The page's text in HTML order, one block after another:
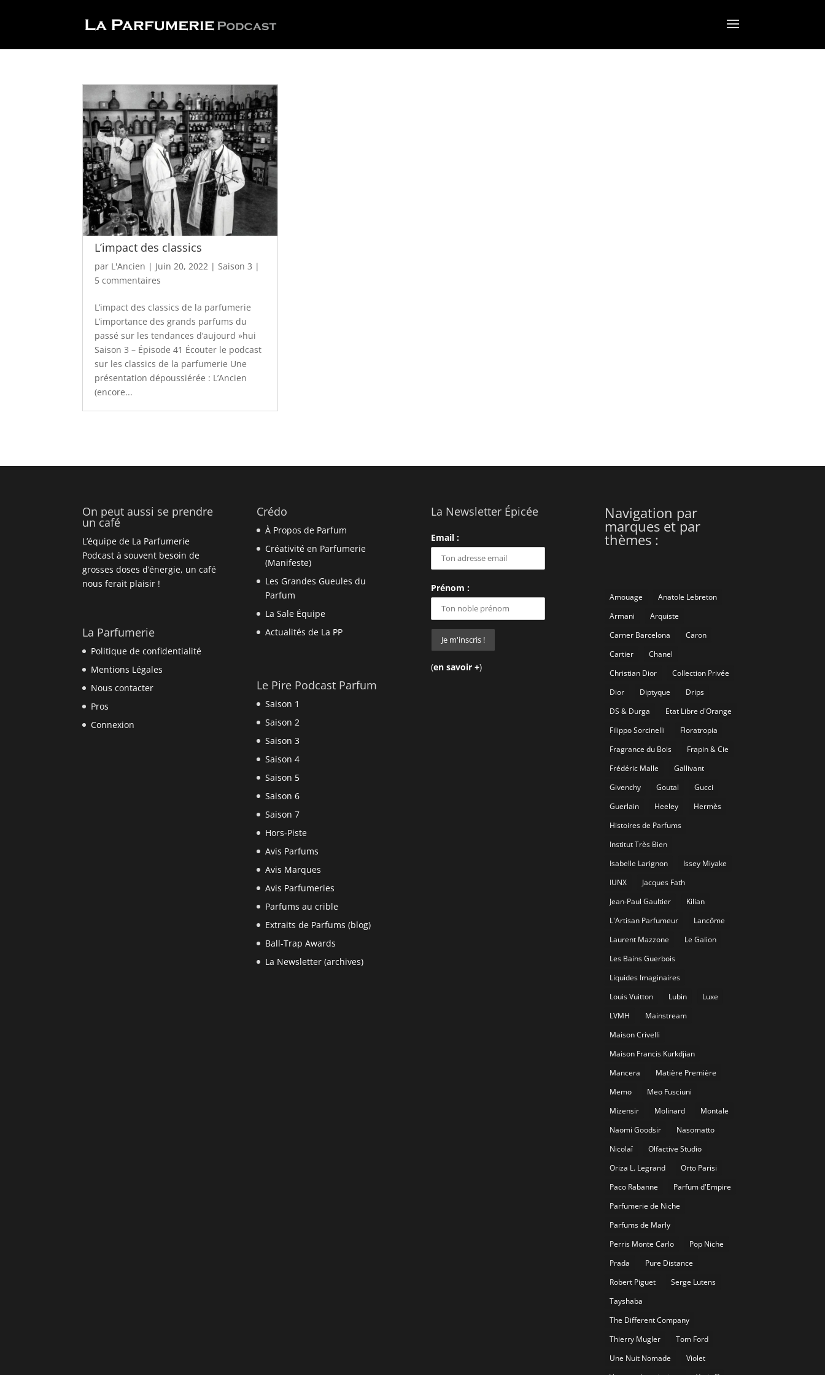
L’impact des classics
par L'Ancien | Juin 20, 2022 |Saison 3 |
5 commentaires
L’impact des classics de la parfumerie
L’importance des grands parfums du
passé sur les tendances d’aujourd »hui
Saison 3 – Épisode 41 Écouter le podcast
sur les classics de la parfumerie Une
présentation dépoussiérée : L’Ancien
(encore...
On peut aussi se prendre
un café
L’équipe de La Parfumerie
Podcast à souvent besoin de
grosses doses d’énergie, un café
nous ferait plaisir !
La Parfumerie
Politique de confidentialité
Mentions Légales
Nous contacter
Pros
Connexion
Crédo
À Propos de Parfum
Créativité en Parfumerie
(Manifeste)
Les Grandes Gueules du
Parfum
La Sale Équipe
Actualités de La PP
Le Pire Podcast Parfum
Saison 1
Saison 2
Saison 3
Saison 4
Saison 5
Saison 6
Saison 7
Hors-Piste
Avis Parfums
Avis Marques
Avis Parfumeries
Parfums au crible
Extraits de Parfums (blog)
Ball-Trap Awards
La Newsletter (archives)
La Newsletter Épicée
Email :
Prénom :
(en savoir +)
Navigation par
marques et par
thèmes :
Amouage
Anatole Lebreton
Armani
Arquiste
Carner Barcelona
Caron
Cartier
Chanel
Christian Dior
Collection Privée
Dior
Diptyque
Drips
DS & Durga
Etat Libre d'Orange
Filippo Sorcinelli
Floratropia
Fragrance du Bois
Frapin & Cie
Frédéric Malle
Gallivant
Givenchy
Goutal
Gucci
Guerlain
Heeley
Hermès
Histoires de Parfums
Institut Très Bien
Isabelle Larignon
Issey Miyake
IUNX
Jacques Fath
Jean-Paul Gaultier
Kilian
L'Artisan Parfumeur
Lancôme
Laurent Mazzone
Le Galion
Les Bains Guerbois
Liquides Imaginaires
Louis Vuitton
Lubin
Luxe
LVMH
Mainstream
Maison Crivelli
Maison Francis Kurkdjian
Mancera
Matière Première
Memo
Meo Fusciuni
Mizensir
Molinard
Montale
Naomi Goodsir
Nasomatto
Nicolaï
Olfactive Studio
Oriza L. Legrand
Orto Parisi
Paco Rabanne
Parfum d'Empire
Parfumerie de Niche
Parfums de Marly
Perris Monte Carlo
Pop Niche
Prada
Pure Distance
Robert Piguet
Serge Lutens
Tayshaba
The Different Company
Thierry Mugler
Tom Ford
Une Nuit Nomade
Violet